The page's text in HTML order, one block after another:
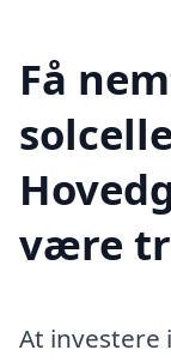
Få
være
At investere i